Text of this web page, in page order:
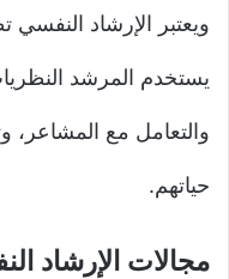
ويعتبر الإرشاد النفسي
يستخدم المرشد
والتعامل مع المشاعر،
حياتهم.
مجالات الإرشاد